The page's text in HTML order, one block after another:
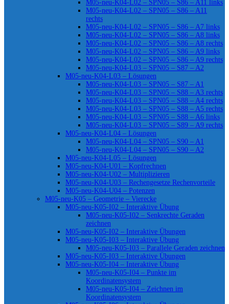
M05-neu-K04-L02 – SPN05 – S86 – A11 links
M05-neu-K04-L02 – SPN05 – S86 – A11
rechts
M05-neu-K04-L02 – SPN05 – S86 – A7 links
M05-neu-K04-L02 – SPN05 – S86 – A8 links
M05-neu-K04-L02 – SPN05 – S86 – A8 rechts
M05-neu-K04-L02 – SPN05 – S86 – A9 links
M05-neu-K04-L02 – SPN05 – S86 – A9 rechts
M05-neu-K04-L03 – SPN05 – S87 – A2
M05-neu-K04-L03 – Lösungen
M05-neu-K04-L03 – SPN05 – S87 – A1
M05-neu-K04-L03 – SPN05 – S88 – A3 rechts
M05-neu-K04-L03 – SPN05 – S88 – A4 rechts
M05-neu-K04-L03 – SPN05 – S88 – A5 rechts
M05-neu-K04-L03 – SPN05 – S88 – A6 links
M05-neu-K04-L03 – SPN05 – S89 – A9 rechts
M05-neu-K04-L04 – Lösungen
M05-neu-K04-L04 – SPN05 – S90 – A1
M05-neu-K04-L04 – SPN05 – S90 – A2
M05-neu-K04-L05 – Lösungen
M05-neu-K04-U01 – Kopfrechnen
M05-neu-K04-U02 – Multiplizieren
M05-neu-K04-U03 – Rechengesetze Rechenvorteile
M05-neu-K04-U04 – Potenzen
M05-neu-K05 – Geometrie – Vierecke
M05-neu-K05-I02 – Interaktive Übung
M05-neu-K05-I02 – Senkrechte Geraden
zeichnen
M05-neu-K05-I02 – Interaktive Übungen
M05-neu-K05-I03 – Interaktive Übung
M05-neu-K05-I03 – Parallele Geraden zeichnen
M05-neu-K05-I03 – Interaktive Übungen
M05-neu-K05-I04 – Interaktive Übung
M05-neu-K05-I04 – Punkte im
Koordinatensystem
M05-neu-K05-I04 – Zeichnen im
Koordinatensystem